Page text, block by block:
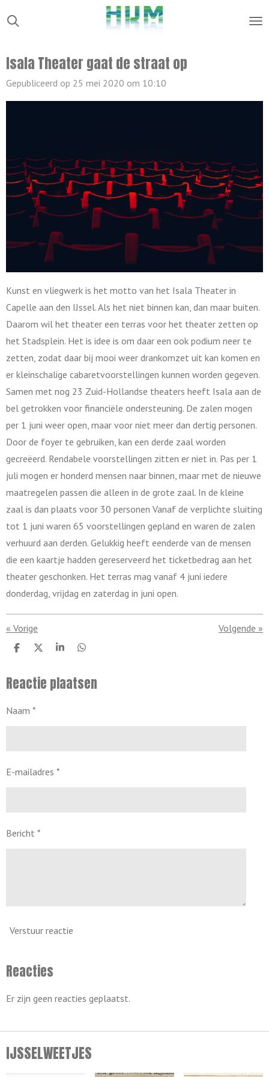
Ga
direct
de
hoofdinhoud
Isala Theater gaat de straat op
Gepubliceerd op 25 mei 2020 om 10:10
Kunst en vliegwerk is het motto van het Isala Theater in
Capelle aan den IJssel. Als het niet binnen kan, dan maar buiten.
Daarom wil het theater een terras voor het theater zetten op
het Stadsplein. Het is idee is om daar een ook podium neer te
zetten, zodat daar bij mooi weer drankomzet uit kan komen en
er kleinschalige cabaretvoorstellingen kunnen worden gegeven.
Samen met nog 23 Zuid-Hollandse theaters heeft Isala aan de
bel getrokken voor financiële ondersteuning. De zalen mogen
per 1 juni weer open, maar voor niet meer dan dertig personen.
Door de foyer te gebruiken, kan een derde zaal worden
gecreëerd. Rendabele voorstellingen zitten er niet in. Pas per 1
juli mogen er honderd mensen naar binnen, maar met de nieuwe
maatregelen passen die alleen in de grote zaal. In de kleine
zaal is dan plaats voor 30 personen Vanaf de verplichte sluiting
tot 1 juni waren 65 voorstellingen gepland en waren de zalen
verhuurd aan derden. Gelukkig heeft eenderde van de mensen
die een kaartje hadden gereserveerd het ticketbedrag aan het
theater geschonken. Het terras mag vanaf 4 juni iedere
donderdag, vrijdag en zaterdag in juni open.
« Vorige Volgende »
D
e
n
D
l
S
r
e
D
e
n
Reactie plaatsen
Naam *
E-mailadres *
Bericht *
Verstuur reactie
Reacties
Er zijn geen reacties geplaatst.
IJSSELWEETJES